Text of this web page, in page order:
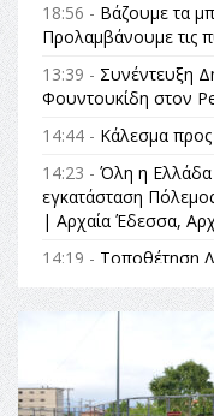
18:56 - Βάζουμε τα
Προλαμβάνουμε τις
13:39 - Συνέντευξη
Φουντουκίδη στον
14:44 - Κάλεσμα προς
14:23 - Όλη η Ελλάδα
εγκατάσταση
| Αρχαία Έδεσσα,
14:19 - Τοποθέτηση
Αναθεώρηση του
θεσμικές
Το
Champions League!